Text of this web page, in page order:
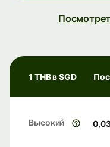
1 THB в SGD
Высокий